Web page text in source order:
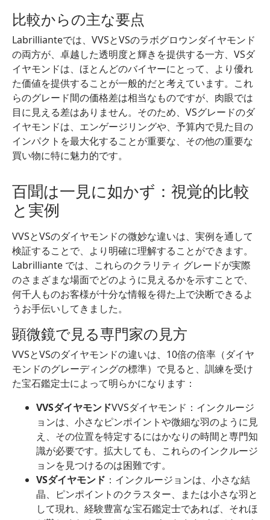
比較からの主な要点
Labrillianteでは、VVSとVSのラボグロウンダイヤモンド
の両方が、卓越した透明度と輝きを提供する一方、VSダ
イヤモンドは、ほとんどのバイヤーにとって、より優れ
た価値を提供することが一般的だと考えています。これ
らのグレード間の価格差は相当なものですが、肉眼では
目に見える差はありません。そのため、VSグレードのダ
イヤモンドは、エンゲージリングや、予算内で見た目の
インパクトを最大化することが重要な、その他の重要な
買い物に特に魅力的です。
百聞は一見に如かず：視覚的比較
と実例
VVSとVSのダイヤモンドの微妙な違いは、実例を通して
検証することで、より明確に理解することができます。
Labrilliante では、これらのクラリティ グレードが実際
のさまざまな場面でどのように見えるかを示すことで、
何千人ものお客様が十分な情報を得た上で決断できるよ
うお手伝いしてきました。
顕微鏡で見る専門家の見方
VVSとVSのダイヤモンドの違いは、10倍の倍率（ダイヤ
モンドのグレーディングの標準）で見ると、訓練を受け
た宝石鑑定士によって明らかになります：
VVSダイヤモンドVVSダイヤモンド：インクルージ
ョンは、小さなピンポイントや微細な羽のように見
え、その位置を特定するにはかなりの時間と専門知
識が必要です。拡大しても、これらのインクルージ
ョンを見つけるのは困難です。
VSダイヤモンド ：インクルージョンは、小さな結
晶、ピンポイントのクラスター、または小さな羽と
して現れ、経験豊富な宝石鑑定士であれば、それほ